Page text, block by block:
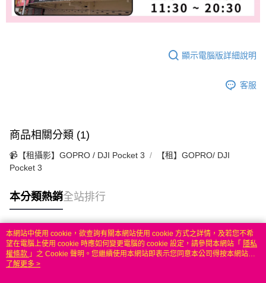
顯示電腦版詳細說明
客服
商品相關分類 (1)
📹【租攝影】GOPRO / DJI Pocket 3
【租】GOPRO/ DJI
Pocket 3
本分類熱銷全站排行
熱門標籤
本網站中使用 cookie，欲查詢有關本網站使用 cookie 方式之詳情，及若您不希
望在電腦上使用 cookie 時應如何變更電腦的 cookie 設定，請參閱本網站「 隱私
權條款 」之 Cookie 聲明。您繼續使用本網站即表示您同意本公司得按本網站使
用條款之 Cookie 聲明使用 cookie。
了解更多 >